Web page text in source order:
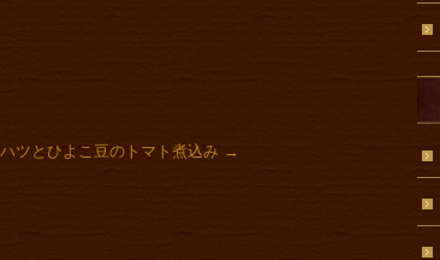
ツとひよこ豆のトマト煮込み →